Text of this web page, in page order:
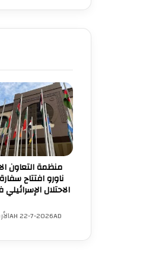
منظمة التعاون
ناورو افتتاح
الاحتلال
الأربعاء 8 صفر 1448AH 22-7-2026AD